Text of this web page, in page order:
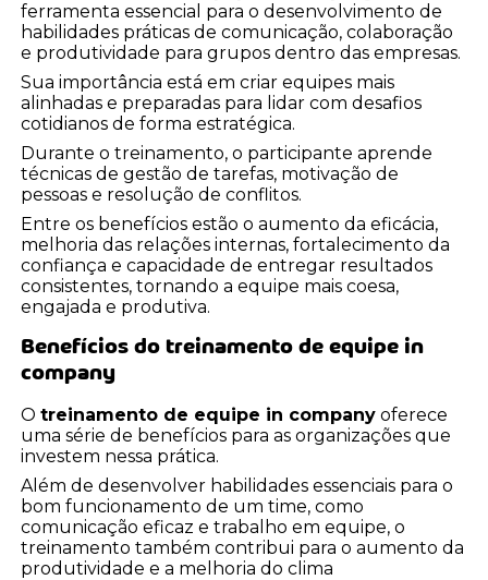
ferramenta essencial para o desenvolvimento de
habilidades práticas de comunicação, colaboração
e produtividade para grupos dentro das empresas.
Sua importância está em criar equipes mais
alinhadas e preparadas para lidar com desafios
cotidianos de forma estratégica.
Durante o treinamento, o participante aprende
técnicas de gestão de tarefas, motivação de
pessoas e resolução de conflitos.
Entre os benefícios estão o aumento da eficácia,
melhoria das relações internas, fortalecimento da
confiança e capacidade de entregar resultados
consistentes, tornando a equipe mais coesa,
engajada e produtiva.
Benefícios dotreinamento de equipe in
company
Otreinamento de equipe in company oferece
uma série de benefícios para as organizações que
investem nessa prática.
Além de desenvolver habilidades essenciais para o
bom funcionamento de um time, como
comunicação eficaz e trabalho em equipe, o
treinamento também contribui para o aumento da
produtividade e a melhoria do clima